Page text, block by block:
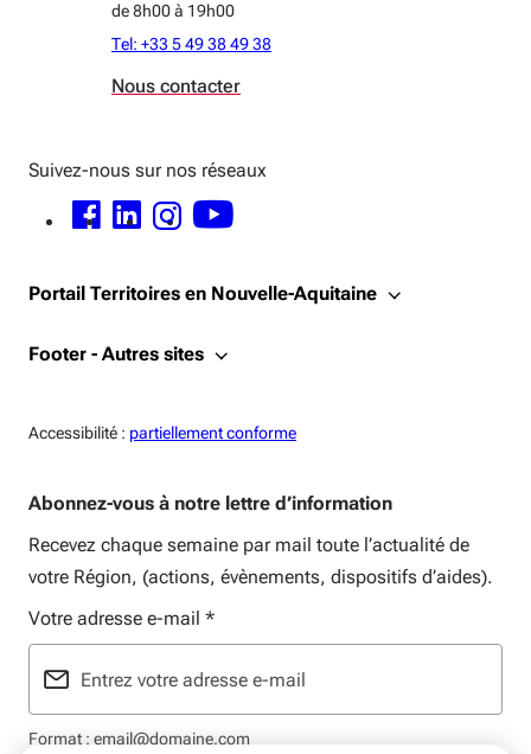
de 8h00 à 19h00
Tel: +33 5 49 38 49 38
Nous contacter
Suivez-nous sur nos réseaux
FACEBOOK - OUVERTURE DANS UNE NOUVELLE FENÊTRE
LINKEDIN - OUVERTURE DANS UNE NOUVELLE FENÊTRE
INSTAGRAM - OUVERTURE DANS UNE NOUVELLE FENÊTRE
YOUTUBE - OUVERTURE DANS UNE NOUVELLE FENÊTRE
Portail Territoires en Nouvelle-Aquitaine
Footer - Autres sites
Accessibilité : Accessiblité:
partiellement conforme
Abonnez-vous à notre lettre d’information
Recevez chaque semaine par mail toute l’actualité de
votre Région, (actions, évènements, dispositifs d’aides).
Votre adresse e-mail *
Format : email@domaine.com